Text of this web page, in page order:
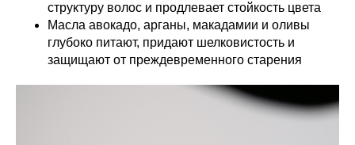
структуру волос и продлевает стойкость цвета
Масла авокадо, арганы, макадамии и оливы
глубоко питают, придают шелковистость и
защищают от преждевременного старения